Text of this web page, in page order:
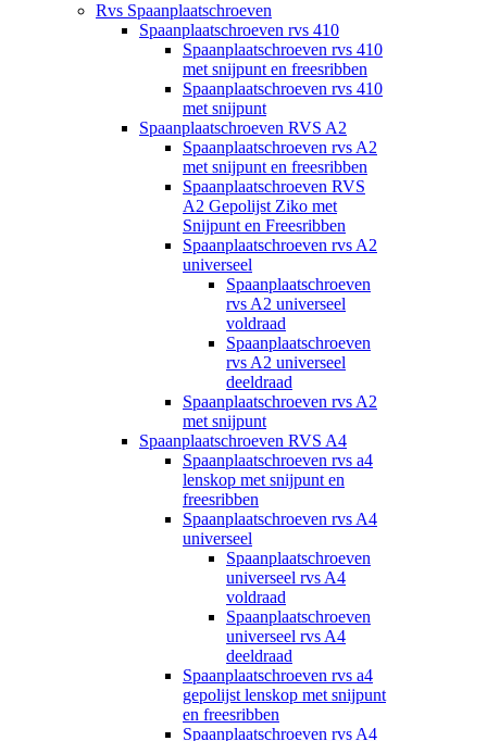
Rvs Spaanplaatschroeven
Spaanplaatschroeven rvs 410
Spaanplaatschroeven rvs 410
met snijpunt en freesribben
Spaanplaatschroeven rvs 410
met snijpunt
Spaanplaatschroeven RVS A2
Spaanplaatschroeven rvs A2
met snijpunt en freesribben
Spaanplaatschroeven RVS
A2 Gepolijst Ziko met
Snijpunt en Freesribben
Spaanplaatschroeven rvs A2
universeel
Spaanplaatschroeven
rvs A2 universeel
voldraad
Spaanplaatschroeven
rvs A2 universeel
deeldraad
Spaanplaatschroeven rvs A2
met snijpunt
Spaanplaatschroeven RVS A4
Spaanplaatschroeven rvs a4
lenskop met snijpunt en
freesribben
Spaanplaatschroeven rvs A4
universeel
Spaanplaatschroeven
universeel rvs A4
voldraad
Spaanplaatschroeven
universeel rvs A4
deeldraad
Spaanplaatschroeven rvs a4
gepolijst lenskop met snijpunt
en freesribben
Spaanplaatschroeven rvs A4